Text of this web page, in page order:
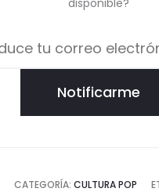
disponible?
Notificarme
CATEGORÍA: CULTURA POP